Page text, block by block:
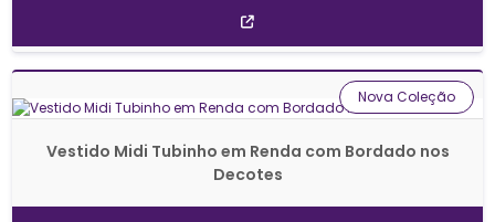
Vestido Midi Tubinho em Renda com Bordado nos
Decotes
Nova Coleção